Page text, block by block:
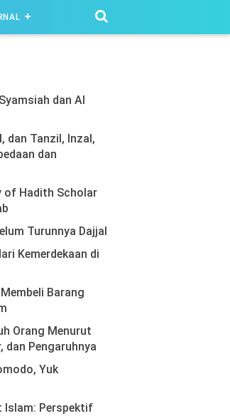
dan Al
dan Tanzil, Inzal,
dan
of Hadith Scholar
Turunnya Dajjal
Kemerdekaan di
Barang
Orang Menurut
dan Pengaruhnya
Yuk
Islam: Perspektif